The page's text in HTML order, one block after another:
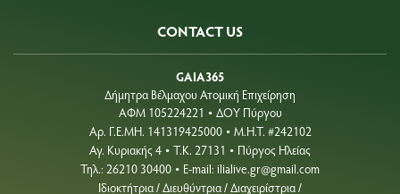
CONTACT US
GAIA365
Δήμητρα Βέλμαχου Ατομική Επιχείρηση
ΑΦΜ 105224221 • ΔΟΥ Πύργου
Aρ. Γ.Ε.ΜΗ. 141319425000 • Μ.Η.Τ. #242102
Αγ. Κυριακής 4 • Τ.Κ. 27131 • Πύργος Ηλείας
Τηλ.: 26210 30400 • E-mail: ilialive.gr@gmail.com
Ιδιοκτήτρια / Διευθύντρια / Διαχειρίστρια /